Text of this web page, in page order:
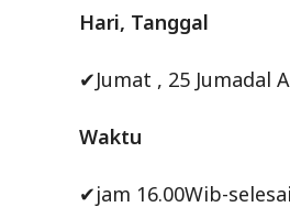
Hari, Tanggal
✔Jumat , 25 Jumadal
Waktu
✔jam 16.00Wib-selesai